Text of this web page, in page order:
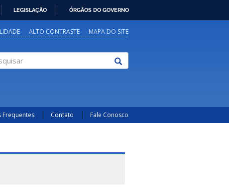
LEGISLAÇÃO ÓRGÃOS DO GOVERNO
ALTO CONTRASTE MAPA DO SITE
Frequentes Contato Fale Conosco